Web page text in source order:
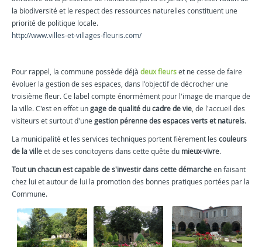
la biodiversité et le respect des ressources naturelles constituent une
priorité de politique locale.
http://www.villes-et-villages-fleuris.com/
Pour rappel, la commune possède déjà deux fleurs et ne cesse de faire
évoluer la gestion de ses espaces, dans l'objectif de décrocher une
troisième fleur. Ce label compte énormément pour l'image de marque de
la ville. C'est en effet un gage de qualité du cadre de vie , de l'accueil des
visiteurs et surtout d'une gestion pérenne des espaces verts et naturels.
La municipalité et les services techniques portent fièrement les couleurs
de la ville et de ses concitoyens dans cette quête du mieux-vivre.
Tout un chacun est capable de s'investir dans cette démarche en faisant
chez lui et autour de lui la promotion des bonnes pratiques portées par la
Commune.